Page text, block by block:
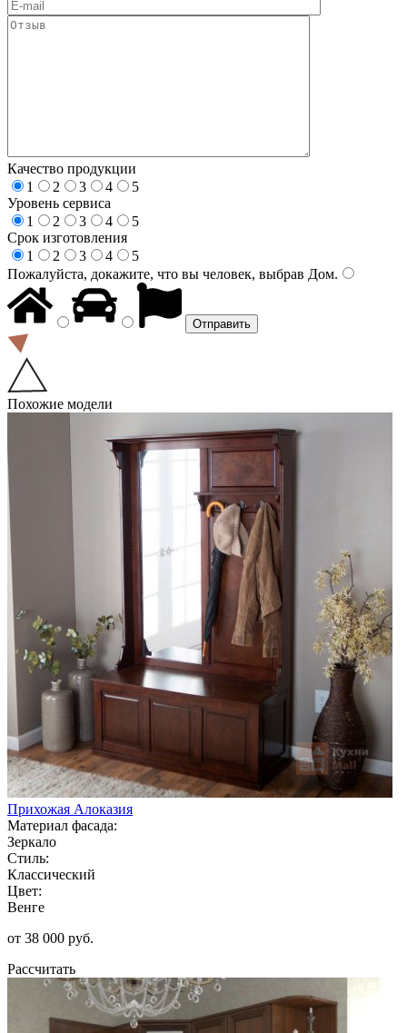
Качество продукции
1
2 3 4
5
Уровень сервиса
1
2 3 4
5
Срок изготовления
1
2 3 4
5
Пожалуйста, докажите, что вы человек, выбрав Дом.
Похожие модели
Прихожая Алоказия
Материал фасада:
Зеркало
Стиль:
Классический
Цвет:
Венге
от 38 000 руб.
Рассчитать